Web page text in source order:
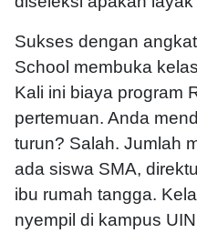
Sukses dengan
School membuka
Kali ini biaya program
pertemuan. Anda
turun? Salah. Jumlah
ada siswa SMA,
ibu rumah tangga.
nyempil di kampus